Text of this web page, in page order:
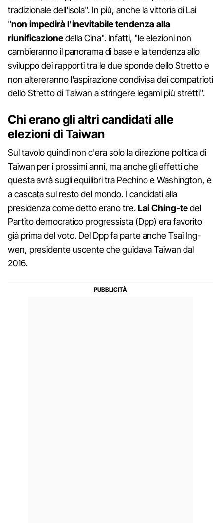
tradizionale dell'isola". In più, anche la vittoria di Lai
"non impedirà l'inevitabile tendenza alla
riunificazionedella Cina". Infatti, "le elezioni non
cambieranno il panorama di base e la tendenza allo
sviluppo dei rapporti tra le due sponde dello Stretto e
non altereranno l'aspirazione condivisa dei compatrioti
dello Stretto di Taiwan a stringere legami più stretti".
Chi erano gli altri candidati alle
elezioni di Taiwan
Sul tavolo quindi non c'era solo la direzione politica di
Taiwan per i prossimi anni, ma anche gli effetti che
questa avrà sugli equilibri tra Pechino e Washington, e
a cascata sul resto del mondo. I candidati alla
presidenza come detto erano tre.Lai Ching-tedel
Partito democratico progressista (Dpp) era favorito
già prima del voto. Del Dpp fa parte anche Tsai Ing-
wen, presidente uscente che guidava Taiwan dal
2016.